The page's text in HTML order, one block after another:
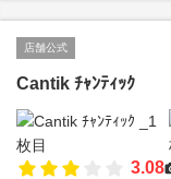
店舗公式
Cantik ﾁｬﾝﾃｨｯｸ
3.08